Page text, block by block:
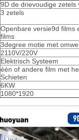
9D de drievoudige zetels
3 zetels
Openbare versie9d films
films
3degree motie met
2110V/220V
Elektrisch Systeem
één of andere film met
Schieten
6KW
1080*1920